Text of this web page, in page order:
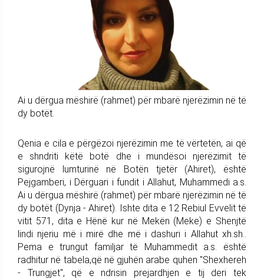
Ai u dërgua mëshirë (rahmet) për mbarë njerëzimin në të
dy botët.
Qenia e cila e përgëzoi njerëzimin me të vërtetën, ai që
e shndriti këtë botë dhe i mundësoi njerëzimit të
sigurojnë lumturinë në Botën tjetër (Ahiret), është
Pejgamberi, i Dërguari i fundit i Allahut, Muhammedi a.s.
Ai u dërgua mëshirë (rahmet) për mbarë njerëzimin në të
dy botët (Dynja - Ahiret). Ishte dita e 12 Rebiul Evvelit të
vitit 571, dita e Hënë kur në Mekën (Meke) e Shenjtë
lindi njeriu më i mirë dhe më i dashuri i Allahut xh.sh..
Pema e trungut familjar të Muhammedit a.s. është
radhitur në tabela,që në gjuhën arabe quhen "Shexhereh
- Trungjet", që e ndrisin prejardhjen e tij deri tek